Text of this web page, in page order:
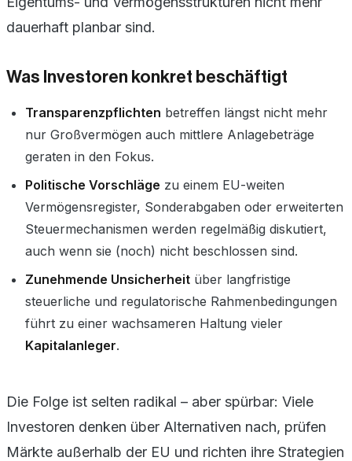
dauerhaft planbar sind.
Was Investoren konkret beschäftigt
Transparenzpflichten betreffen längst nicht mehr
nur Großvermögen auch mittlere Anlagebeträge
geraten in den Fokus.
Politische Vorschläge zu einem EU-weiten
Vermögensregister, Sonderabgaben oder erweiterten
Steuermechanismen werden regelmäßig diskutiert,
auch wenn sie (noch) nicht beschlossen sind.
Zunehmende Unsicherheit über langfristige
steuerliche und regulatorische Rahmenbedingungen
führt zu einer wachsameren Haltung vieler
Kapitalanleger.
Die Folge ist selten radikal – aber spürbar: Viele
Investoren denken über Alternativen nach, prüfen
Märkte außerhalb der EU und richten ihre Strategien